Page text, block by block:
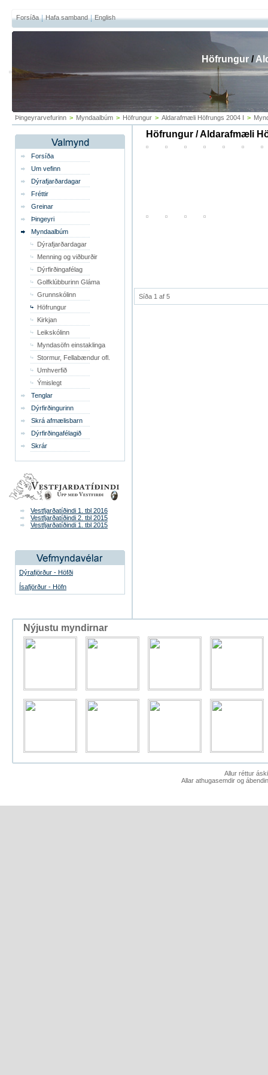
Forsíða Hafa samband English
Þingeyrarvefurinn > Myndaalbúm > Höfrungur > Aldarafmæli Höfrungs 2004 I >
Forsíða
Um vefinn
Dýrafjarðardagar
Fréttir
Greinar
Þingeyri
Myndaalbúm
Dýrafjarðardagar
Menning og viðburðir
Dýrfirðingafélag
Golfklúbburinn Gláma
Grunnskólinn
Höfrungur
Kirkjan
Leikskólinn
Myndasöfn einstaklinga
Stormur, Fellabændur ofl.
Umhverfið
Ýmislegt
Tenglar
Dýrfirðingurinn
Skrá afmælisbarn
Dýrfirðingafélagið
Skrár
Vestfjarðatíðindi 1. tbl 2016
Vestfjarðatíðindi 2. tbl 2015
Vestfjarðatíðindi 1. tbl 2015
Dýrafjörður - Höfði
Ísafjörður - Höfn
Höfrungur / Aldarafmæli
Síða 1 af 5
Höfrungur /
Nýjustu myndirnar
Allur réttur
Allar athugasemdir og